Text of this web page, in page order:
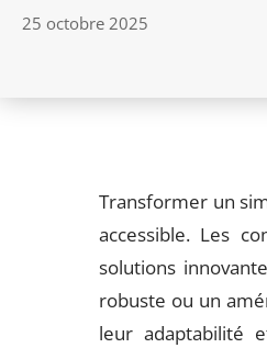
25 octobre 2025
Transformer un
accessible. Les
solutions
robuste ou un
leur adaptabilité